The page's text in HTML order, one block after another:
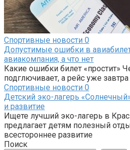
Спортивные новости 0
Допустимые ошибки в
авиакомпания, а что нет
Какие ошибки билет «простит»
подглючивает, а рейс уже
Спортивные новости 0
Детский эко-лагерь
и развитие
Ищете лучший эко-лагерь в
предлагает детям полезный
всестороннее развитие
Поиск